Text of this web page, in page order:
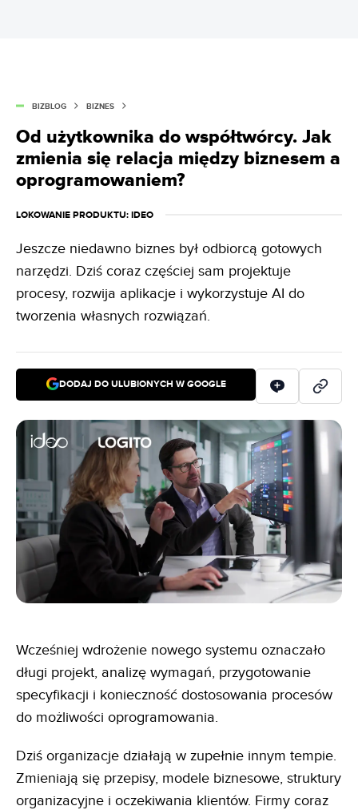
BIZBLOG BIZNES
Od użytkownika do współtwórcy. Jak
zmienia się relacja między biznesem a
oprogramowaniem?
LOKOWANIE PRODUKTU: IDEO
Jeszcze niedawno biznes był odbiorcą gotowych
narzędzi. Dziś coraz częściej sam projektuje
procesy, rozwija aplikacje i wykorzystuje AI do
tworzenia własnych rozwiązań.
DODAJ DO ULUBIONYCH W GOOGLE
Wcześniej wdrożenie nowego systemu oznaczało
długi projekt, analizę wymagań, przygotowanie
specyfikacji i konieczność dostosowania procesów
do możliwości oprogramowania.
Dziś organizacje działają w zupełnie innym tempie.
Zmieniają się przepisy, modele biznesowe, struktury
organizacyjne i oczekiwania klientów. Firmy coraz